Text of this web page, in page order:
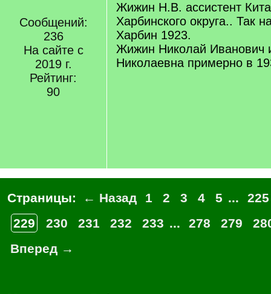
Сообщений:
236
На сайте с
2019 г.
Рейтинг:
90
Жижин Н.В. ассистент
Харбинского округа.. Так
Харбин 1923.
Жижин Николай Иванович
Николаевна примерно в
Страницы: ← Назад 1 2 3 4 5 ...
225
229
230 231 232 233 ... 278 279
Вперед →